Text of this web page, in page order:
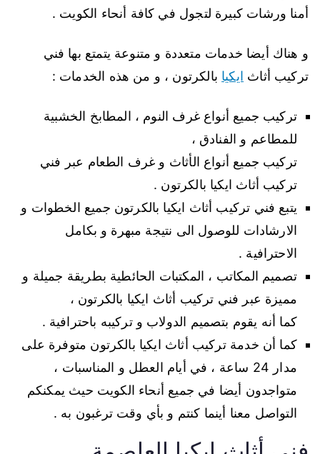
أمنا ورشات كبيرة لتجول في كافة أنحاء الكويت .
و هناك أيضا خدمات متعددة و متنوعة يتمتع بها فني
تركيب أثاث ايكيا بالكرتون ، و من هذه الخدمات :
تركيب جميع أنواع غرف النوم ، المطابخ الخشبية
للمطاعم و الفنادق ،
تركيب جميع أنواع الأثاث و غرف الطعام عبر فني
تركيب أثاث ايكيا بالكرتون .
يتبع فني تركيب أثاث ايكيا بالكرتون جميع الخطوات و
الارشادات للوصول الى نتيجة مبهرة و بكامل
الاحترافية .
تصميم المكاتب ، المكتبات الحائطية بطريقة جميلة و
مميزة عبر فني تركيب أثاث ايكيا بالكرتون ،
كما أنه يقوم بتصميم الدولاب و تركيبه باحترافية .
كما أن خدمة تركيب أثاث ايكيا بالكرتون متوفرة على
مدار 24 ساعة ، في أيام العطل و المناسبات ،
متواجدون أيضا في جميع أنحاء الكويت حيث يمكنكم
التواصل معنا أينما كنتم و بأي وقت ترغبون به .